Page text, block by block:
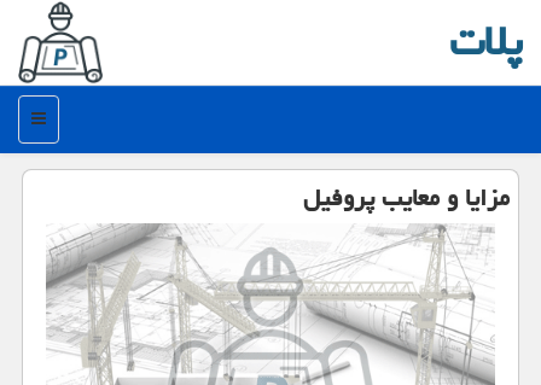
پلات
منو
مزایا و معایب پروفیل